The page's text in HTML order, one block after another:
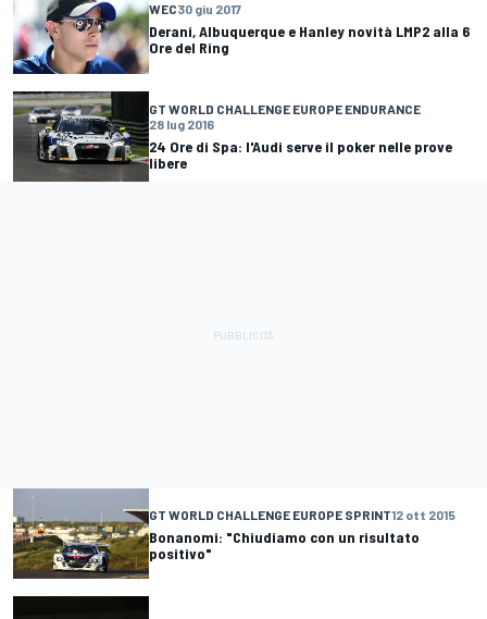
WEC30 giu 2017
Derani, Albuquerque e Hanley novità LMP2 alla 6
Ore del Ring
GT WORLD CHALLENGE EUROPE ENDURANCE
28 lug 2016
24 Ore di Spa: l'Audi serve il poker nelle prove
libere
GT WORLD CHALLENGE EUROPE SPRINT12 ott 2015
Bonanomi: "Chiudiamo con un risultato
positivo"